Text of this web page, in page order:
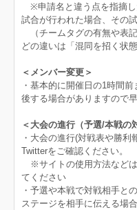
※申請名と違う点を指摘し
試合が行われた場合、その
（チームタグの有無や表
どの違いは「混同を招く状
＜メンバー変更＞
・基本的に開催日の1時間
後する場合がありますので
＜大会の進行（予選/本戦の
・大会の進行(対戦表や勝利
Twitterをご確認ください。
※サイトの使用方法などは
てください
・予選や本戦で対戦相手と
ステージを相手に伝える場